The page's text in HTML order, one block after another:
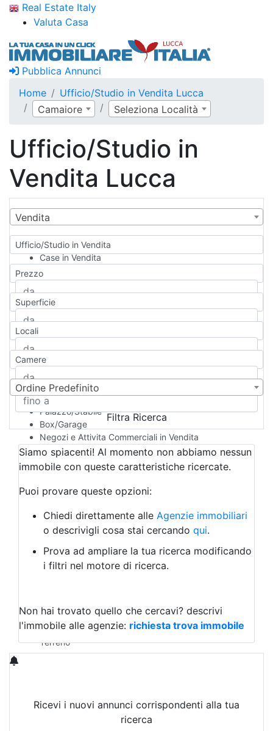
Real Estate Italy
Valuta Casa
Pubblica Annunci
Home
Ufficio/Studio in Vendita Lucca
Camaiore
Seleziona Località
Ufficio/Studio in
Vendita Lucca
Vendita
Ufficio/Studio in Vendita
Case in Vendita
Qualsiasi
Appartamento
Casa indipendente
Casa Semi-indipendente
Attico/Mansarda
Rustico/Casale
Camera d'Albergo
Multiproprietà
Palazzo/Stabile
Box/Garage
Negozi e Attivita Commerciali in Vendita
Qualsiasi
Attività/Licenza Commerciale
Azienda Agricola
Bar/Ristorante
Albergo
Laboratorio Artigianale
Negozio/locale commerciale
Agriturismo
Magazzini
Qualsiasi
Terreno edificabile
Terreno
Prezzo
Superficie
Locali
Camere
Ordine Predefinito
Filtra Ricerca
Siamo spiacenti! Al momento non abbiamo nessun
immobile con queste caratteristiche ricercate.
Puoi provare queste opzioni:
Chiedi direttamente alle Agenzie immobiliari
o descrivigli cosa stai cercando qui.
Prova ad ampliare la tua ricerca modificando
i filtri nel motore di ricerca.
Non hai trovato quello che cercavi? descrivi
l'immobile alle agenzie: richiesta trova immobile
Ricevi i nuovi annunci corrispondenti alla tua
ricerca